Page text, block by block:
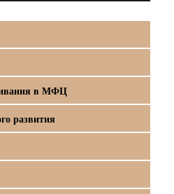
в МФЦ
развития